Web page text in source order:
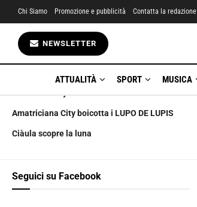
Gli ultimi articoli
LA CULTURA PIANGE UN GRANDE
6 AGOSTO happy birthday
Amatriciana City boicotta i LUPO DE LUPIS
Ciàula scopre la luna
Seguici su Facebook
Chi Siamo Promozione e pubblicità Contatta la redazione
NEWSLETTER
ATTUALITÀ SPORT MUSICA